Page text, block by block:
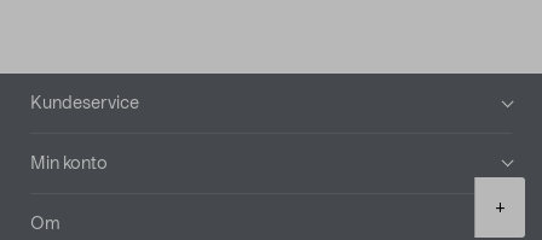
+
Bunntekst
Kundeservice
Min konto
Om